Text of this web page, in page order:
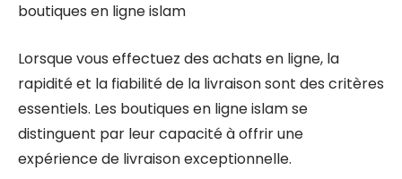
boutiques en ligne islam
Lorsque vous effectuez des achats en ligne, la
rapidité et la fiabilité de la livraison sont des critères
essentiels. Les boutiques en ligne islam se
distinguent par leur capacité à offrir une
expérience de livraison exceptionnelle.